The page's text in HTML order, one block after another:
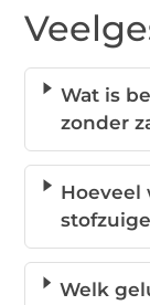
Wat is
zonder
Hoeveel
Welk